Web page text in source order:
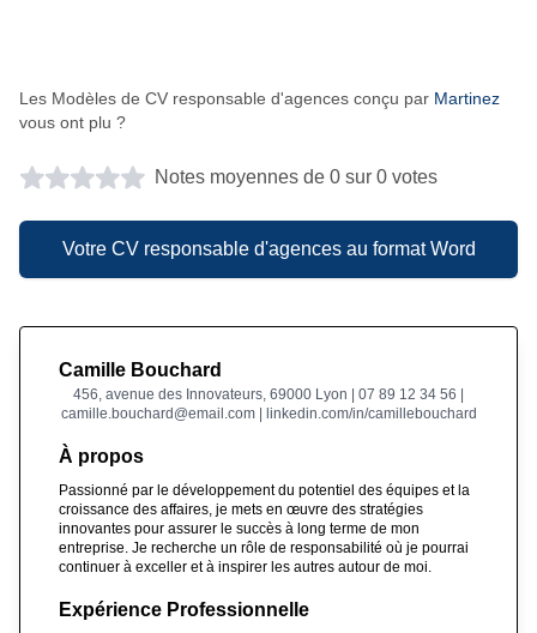
Les Modèles de CV responsable d'agences conçu par Martinez
vous ont plu ?
Notes moyennes de 0 sur 0 votes
Votre CV responsable d'agences au format Word
Camille Bouchard
456, avenue des Innovateurs, 69000 Lyon | 07 89 12 34 56 |
camille.bouchard@email.com | linkedin.com/in/camillebouchard
À propos
Passionné par le développement du potentiel des équipes et la
croissance des affaires, je mets en œuvre des stratégies
innovantes pour assurer le succès à long terme de mon
entreprise. Je recherche un rôle de responsabilité où je pourrai
continuer à exceller et à inspirer les autres autour de moi.
Expérience Professionnelle